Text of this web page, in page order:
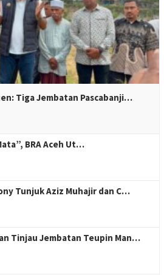
Tiga Jembatan Pascabanji…
BRA Aceh Ut…
Tunjuk Aziz Muhajir dan C…
Tinjau Jembatan Teupin Man…